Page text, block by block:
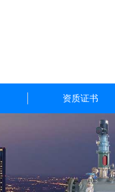
资质证书